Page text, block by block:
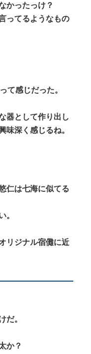
かったっけ？
ってるようなもの
て感じだった。
器として作り出し
味深く感じるね。
仁は七海に似てる
。
リジナル宿儺に近
だ。
か？